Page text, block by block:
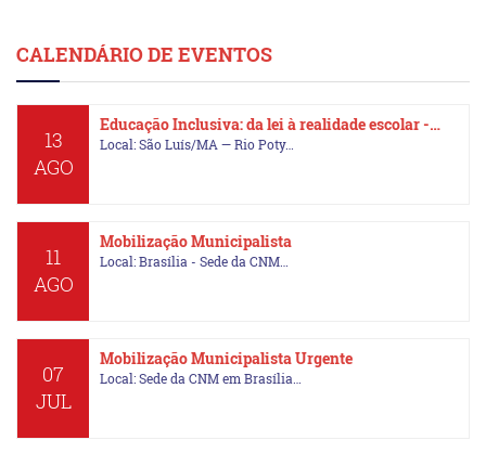
CALENDÁRIO DE EVENTOS
13
AGO
Educação Inclusiva: da lei à realidade escolar -…
Local: São Luís/MA — Rio Poty…
11
AGO
Mobilização Municipalista
Local: Brasília - Sede da CNM…
07
JUL
Mobilização Municipalista Urgente
Local: Sede da CNM em Brasília…